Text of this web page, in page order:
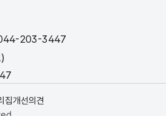
203-3447
집개선의견